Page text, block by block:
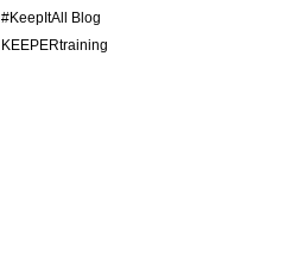
#KeepItAll Blog
KEEPERtraining